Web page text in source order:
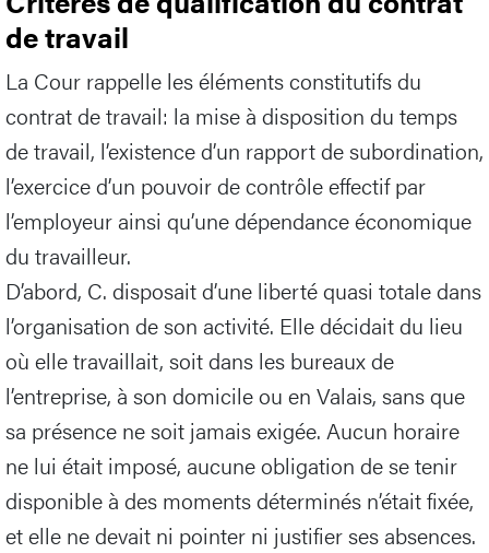
de travail
La Cour rappelle les éléments constitutifs du
contrat de travail: la mise à disposition du temps
de travail, l’existence d’un rapport de subordination,
l’exercice d’un pouvoir de contrôle effectif par
l’employeur ainsi qu’une dépendance économique
du travailleur.
D’abord, C. disposait d’une liberté quasi totale dans
l’organisation de son activité. Elle décidait du lieu
où elle travaillait, soit dans les bureaux de
l’entreprise, à son domicile ou en Valais, sans que
sa présence ne soit jamais exigée. Aucun horaire
ne lui était imposé, aucune obligation de se tenir
disponible à des moments déterminés n’était fixée,
et elle ne devait ni pointer ni justifier ses absences.